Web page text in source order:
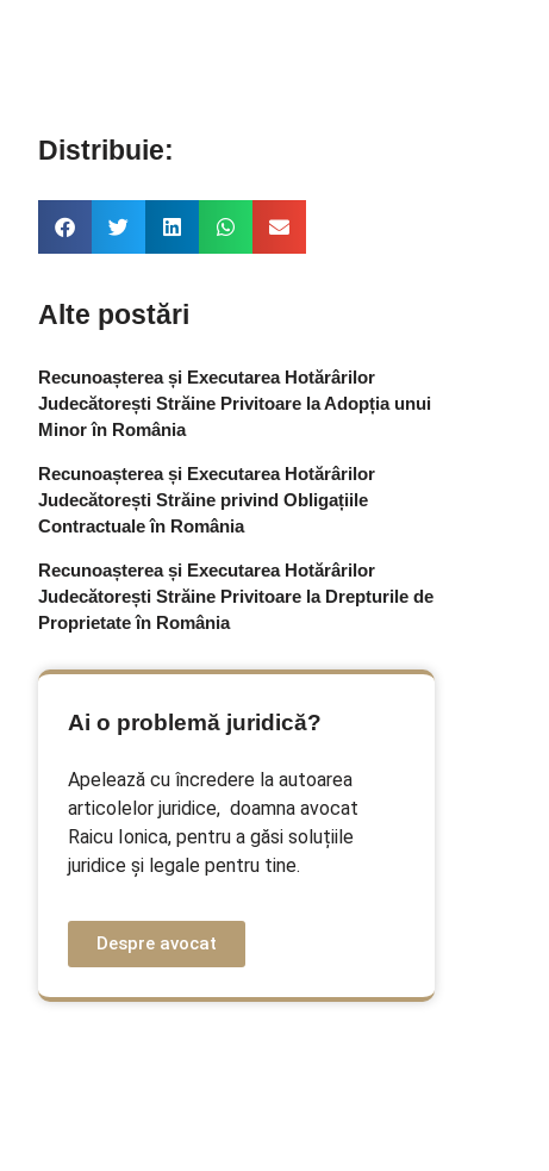
Distribuie:
Alte postări
Recunoașterea și Executarea Hotărârilor
Judecătorești Străine Privitoare la Adopția unui
Minor în România
Recunoașterea și Executarea Hotărârilor
Judecătorești Străine privind Obligațiile
Contractuale în România
Recunoașterea și Executarea Hotărârilor
Judecătorești Străine Privitoare la Drepturile de
Proprietate în România
Ai o problemă juridică?
Apelează cu încredere la autoarea
articolelor juridice, doamna avocat
Raicu Ionica, pentru a găsi soluțiile
juridice și legale pentru tine.
Despre avocat